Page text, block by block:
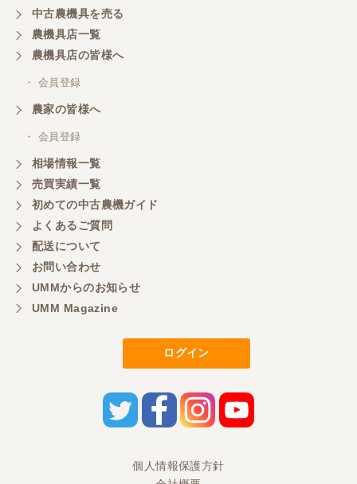
中古農機具を売る
農機具店一覧
農機具店の皆様へ
・ 会員登録
農家の皆様へ
・ 会員登録
相場情報一覧
売買実績一覧
初めての中古農機ガイド
よくあるご質問
配送について
お問い合わせ
UMMからのお知らせ
UMM Magazine
ログイン
個人情報保護方針